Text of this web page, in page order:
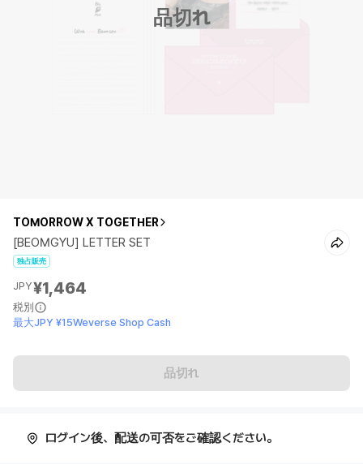
品切れ
TOMORROW X TOGETHER
[BEOMGYU] LETTER SET
独占販売
JPY¥1,464
税別
最大JPY ¥15Weverse Shop Cash
品切れ
ログイン後、配送の可否をご確認ください。